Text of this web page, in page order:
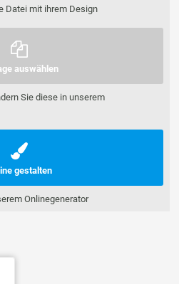
Datei mit ihrem Design
auswählen
Sie diese in unserem
gestalten
Onlinegenerator